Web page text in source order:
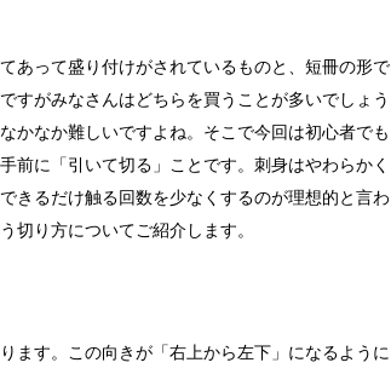
血液型でおおまかな性格の...
めの山！
ような快晴となることの多い...
は原因を知ればより効果UP！
あって盛り付けがされているものと、短冊の形で
すがみなさんはどちらを買うことが多いでしょう
かなか難しいですよね。そこで今回は初心者でも
前に「引いて切る」ことです。刺身はやわらかく
きるだけ触る回数を少なくするのが理想的と言わ
切り方についてご紹介します。
ます。この向きが「右上から左下」になるように